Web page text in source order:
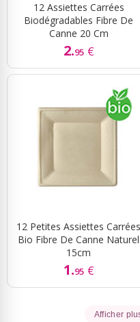
12 Assiettes Carrées
Biodégradables Fibre De
Canne 20 Cm
2.95 €
12 Petites Assiettes Carrées
Bio Fibre De Canne Naturel
15cm
1.95 €
Afficher